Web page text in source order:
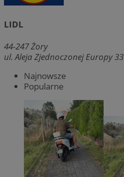
LIDL
44-247Żory
ul. Aleja Zjednoczonej Europy 33
Najnowsze
Popularne